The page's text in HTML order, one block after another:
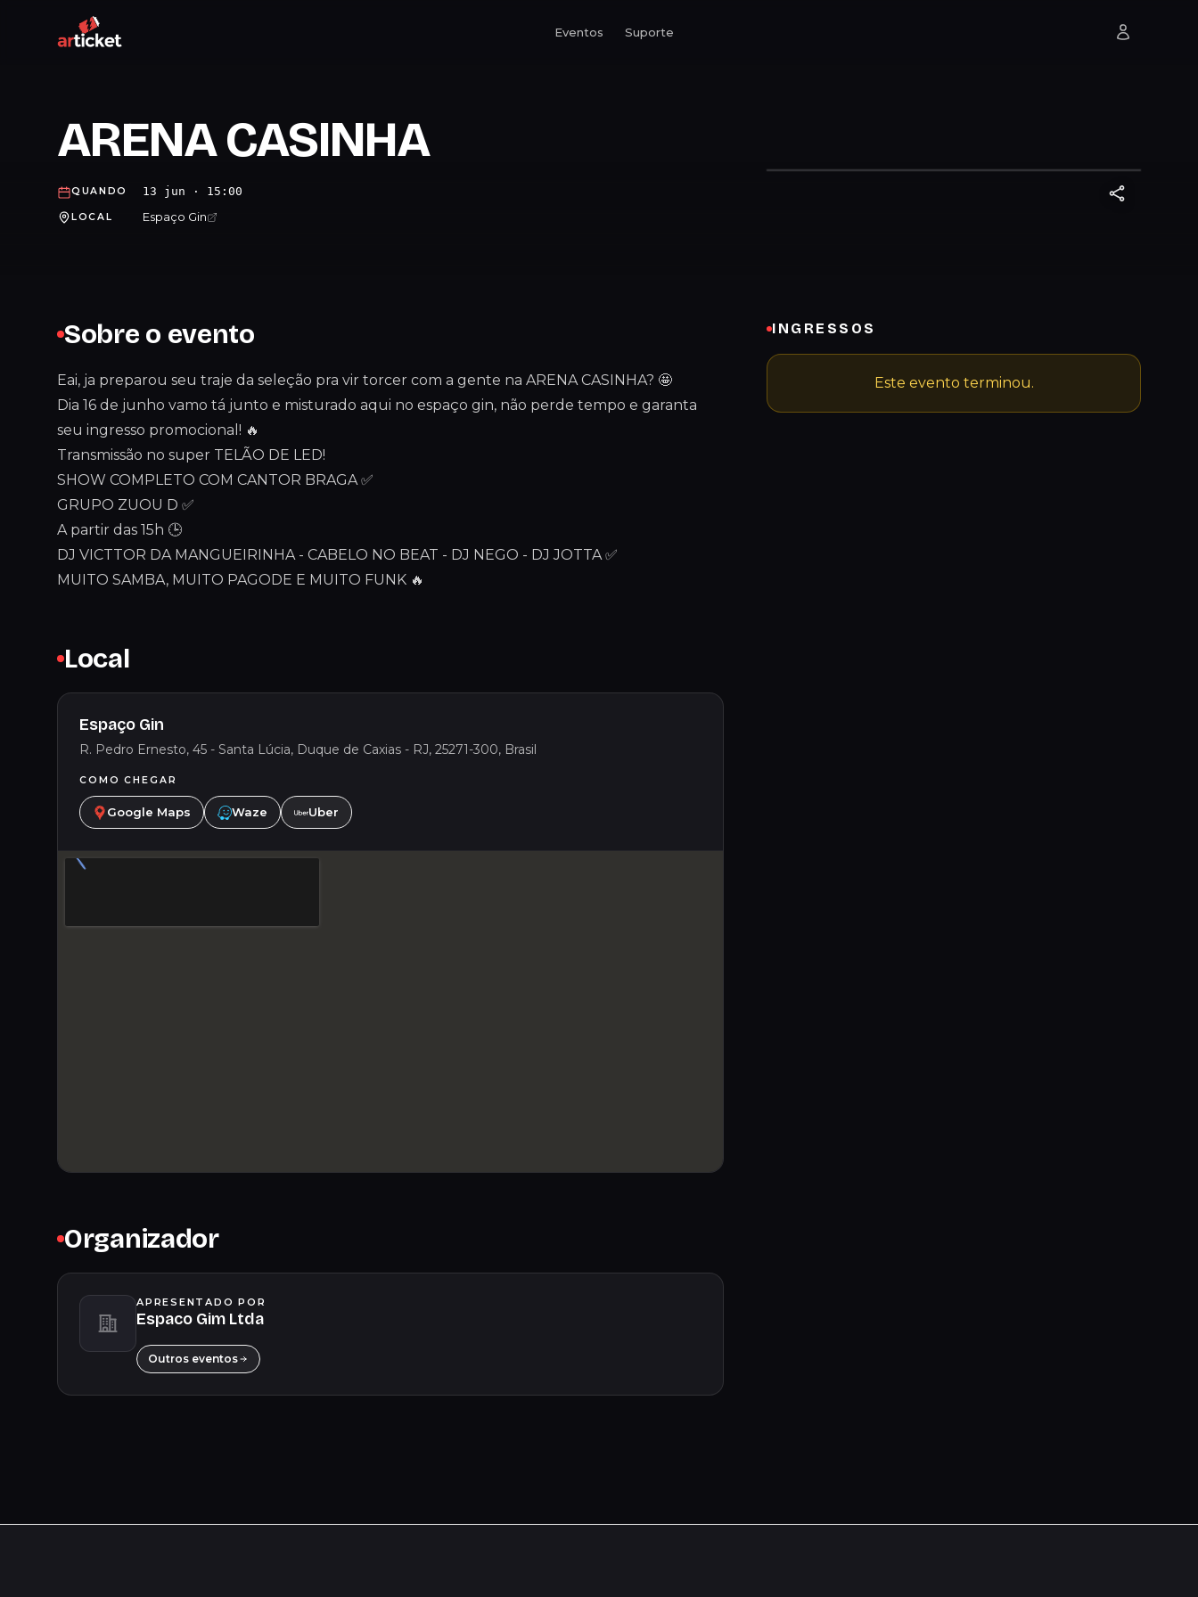
Eventos Suporte
ARENA CASINHA
QUANDO 13 jun · 15:00
LOCAL Espaço Gin
Sobre o evento
Eai, ja preparou seu traje da seleção pra vir torcer com a gente na ARENA CASINHA? 🤩
Dia 16 de junho vamo tá junto e misturado aqui no espaço gin, não perde tempo e garanta
seu ingresso promocional! 🔥
Transmissão no super TELÃO DE LED!
SHOW COMPLETO COM CANTOR BRAGA ✅
GRUPO ZUOU D ✅
A partir das 15h 🕒
DJ VICTTOR DA MANGUEIRINHA - CABELO NO BEAT - DJ NEGO - DJ JOTTA ✅
MUITO SAMBA, MUITO PAGODE E MUITO FUNK 🔥
Local
Espaço Gin
R. Pedro Ernesto, 45 - Santa Lúcia, Duque de Caxias - RJ, 25271-300, Brasil
COMO CHEGAR
Google Maps Waze Uber
Organizador
APRESENTADO POR
Espaco Gim Ltda
Outros eventos
INGRESSOS
Este evento terminou.